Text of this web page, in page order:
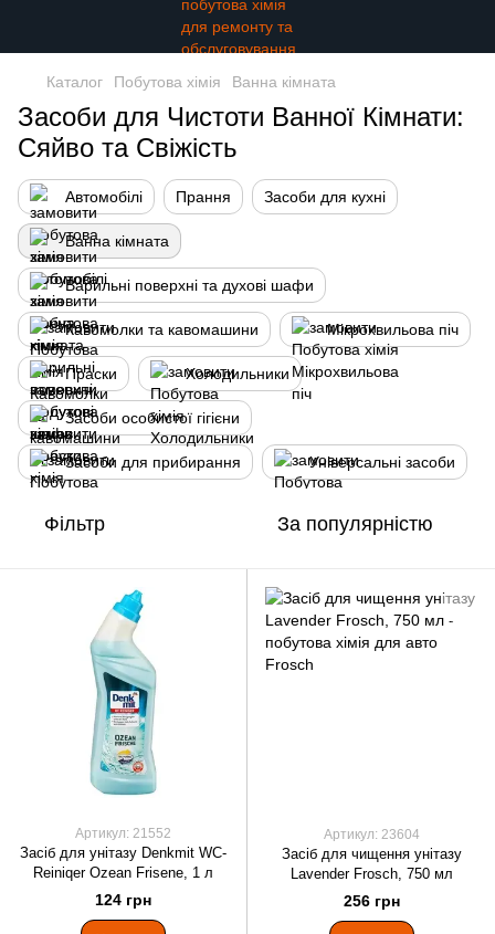
Каталог Побутова хімія Ванна кімната
Засоби для Чистоти Ванної Кімнати:
Сяйво та Свіжість
Автомобілі Прання Засоби для кухні
Ванна кімната
Варильні поверхні та духові шафи
Кавомолки та кавомашини Мікрохвильова піч
Праски Холодильники
Засоби особистої гігієни
Засоби для прибирання Універсальні засоби
Фільтр За популярністю
Артикул: 21552
Засіб для унітазу Denkmit WC-
Reiniqer Ozean Frisene, 1 л
124 грн
Артикул: 23604
Засіб для чищення унітазу
Lavender Frosch, 750 мл
256 грн